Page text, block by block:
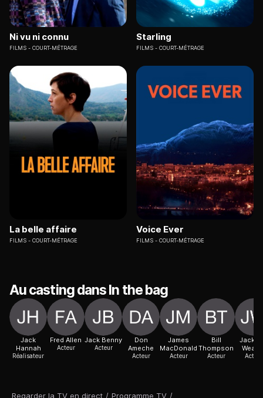
Regarder la TV en direct / Programme TV /
Ni vu ni connu
FILMS COURT-MÉTRAGE
Starling
FILMS COURT-MÉTRAGE
La belle affaire
FILMS COURT-MÉTRAGE
Voice Ever
FILMS COURT-MÉTRAGE
Au casting dans In the bag
Jack
Hannah
Réalisateur
Fred Allen
Acteur
Jack Benny
Acteur
Don
Ameche
Acteur
James
MacDonald
Acteur
Bill
Thompson
Acteur Acteur